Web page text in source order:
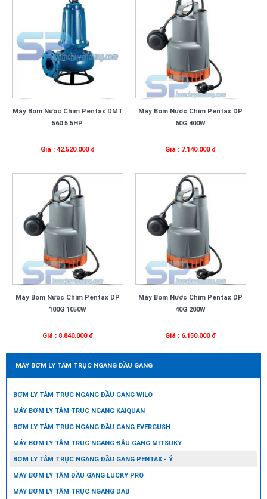
Máy Bơm Nước Chìm Pentax DMT
560 5.5HP
Giá : 42.520.000 đ
Máy Bơm Nước Chìm Pentax DP
60G 400W
Giá : 7.140.000 đ
Máy Bơm Nước Chìm Pentax DP
100G 1050W
Giá : 8.840.000 đ
Máy Bơm Nước Chìm Pentax DP
40G 200W
Giá : 6.150.000 đ
MÁY BƠM LY TÂM TRỤC NGANG ĐẦU GANG
BƠM LY TÂM TRỤC NGANG ĐẦU GANG WILO
MÁY BƠM LY TÂM TRỤC NGANG KAIQUAN
BƠM LY TÂM TRỤC NGANG ĐẦU GANG EVERGUSH
MÁY BƠM LY TÂM TRỤC NGANG ĐẦU GANG MITSUKY
BƠM LY TÂM TRỤC NGANG ĐẦU GANG PENTAX - Ý
MÁY BƠM LY TÂM ĐẦU GANG LUCKY PRO
MÁY BƠM LY TÂM TRỤC NGANG DAB